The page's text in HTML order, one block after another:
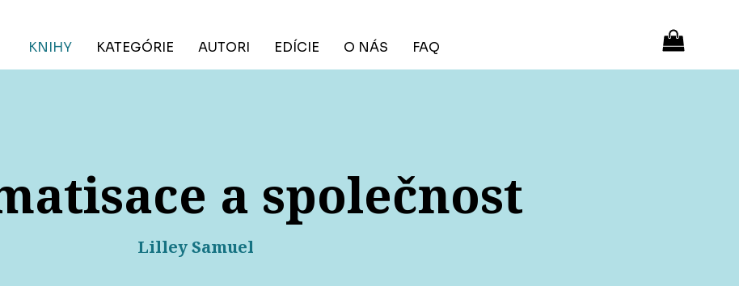
KNIHY KATEGÓRIE AUTORI EDÍCIE O NÁS FAQ
a společnost
Lilley Samuel